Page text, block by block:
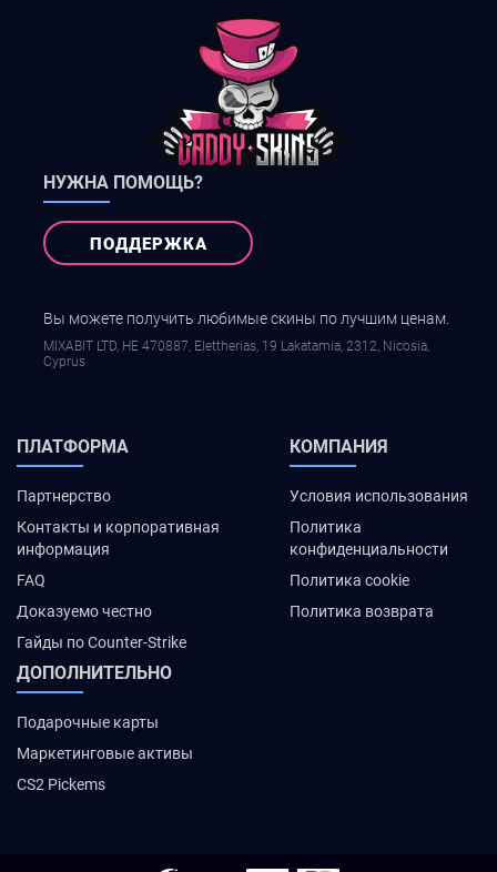
НУЖНА ПОМОЩЬ?
ПОДДЕРЖКА
Вы можете получить любимые скины по лучшим ценам.
MIXABIT LTD, ΗΕ 470887, Elettherias, 19 Lakatamia, 2312, Nicosia,
Cyprus
ПЛАТФОРМА
Партнерство
Контакты и корпоративная
информация
FAQ
Доказуемо честно
Гайды по Counter-Strike
КОМПАНИЯ
Условия использования
Политика
конфиденциальности
Политика cookie
Политика возврата
ДОПОЛНИТЕЛЬНО
Подарочные карты
Маркетинговые активы
CS2 Pickems